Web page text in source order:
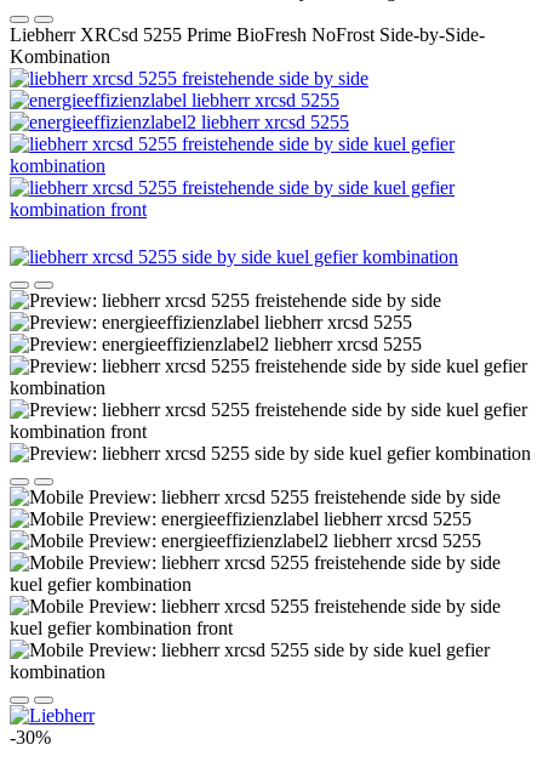
Liebherr XRCsd 5255 Prime BioFresh NoFrost Side-by-Side-
Kombination
-30%